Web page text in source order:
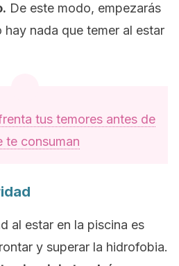
De este modo, empezarás
nada que temer al estar
tus temores antes de
te consuman
al estar en la piscina es
y superar la hidrofobia.